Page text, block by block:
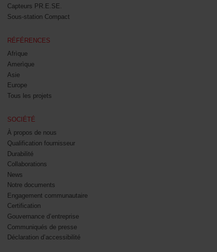
Capteurs PR.E.SE.
Sous-station Compact
RÉFÉRENCES
Afrìque
Amerìque
Asie
Europe
Tous les projets
SOCIÉTÉ
À propos de nous
Qualification fournisseur
Durabilité
Collaborations
News
Notre documents
Engagement communautaire
Certification
Gouvernance d’entreprise
Communiqués de presse
Déclaration d’accessibilité